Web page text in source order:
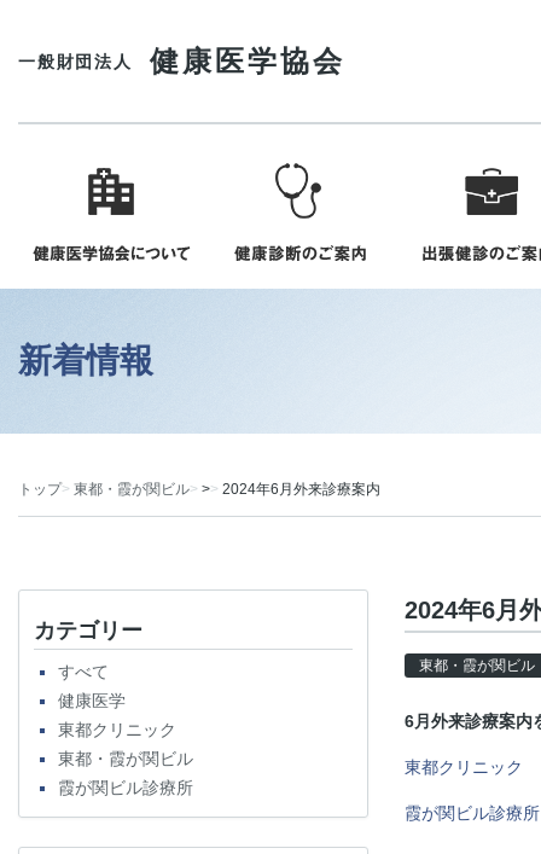
一般財団法人 健康医学協会
新着情報
トップ 東都・霞が関ビル > 2024年6月外来診療案内
カテゴリー
すべて
健康医学
東都クリニック
東都・霞が関ビル
霞が関ビル診療所
2024年6月
東都・霞が関ビル
6月外来診療案内
東都クリニック
霞が関ビル診療所